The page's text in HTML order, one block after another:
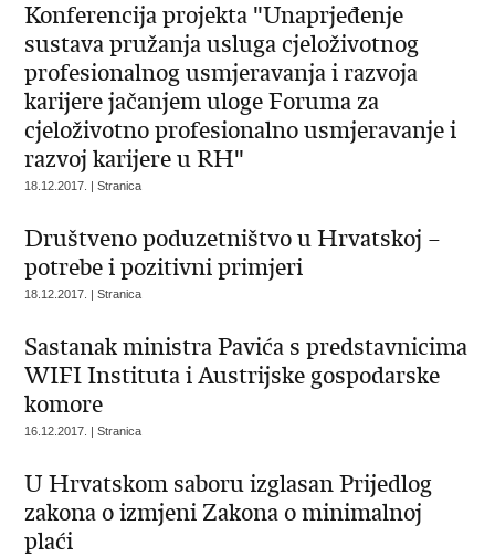
Konferencija projekta "Unaprjeđenje
sustava pružanja usluga cjeloživotnog
profesionalnog usmjeravanja i razvoja
karijere jačanjem uloge Foruma za
cjeloživotno profesionalno usmjeravanje i
razvoj karijere u RH"
18.12.2017. | Stranica
Društveno poduzetništvo u Hrvatskoj –
potrebe i pozitivni primjeri
18.12.2017. | Stranica
Sastanak ministra Pavića s predstavnicima
WIFI Instituta i Austrijske gospodarske
komore
16.12.2017. | Stranica
U Hrvatskom saboru izglasan Prijedlog
zakona o izmjeni Zakona o minimalnoj
plaći